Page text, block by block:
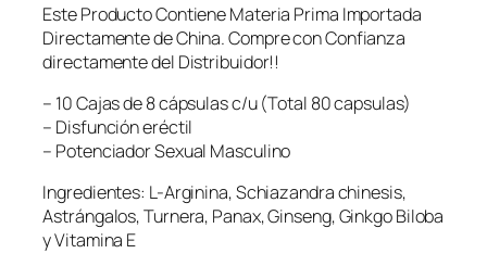
l
a
s
1
0
×
8
)
–
V
Este Producto Contiene Materia Prima Importada
Directamente de China. Compre con Confianza
directamente del Distribuidor!!
– 10 Cajas de 8 cápsulas c/u (Total 80 capsulas)
– Disfunción eréctil
– Potenciador Sexual Masculino
Ingredientes: L-Arginina, Schiazandra chinesis,
Astrángalos, Turnera, Panax, Ginseng, Ginkgo Biloba
y Vitamina E